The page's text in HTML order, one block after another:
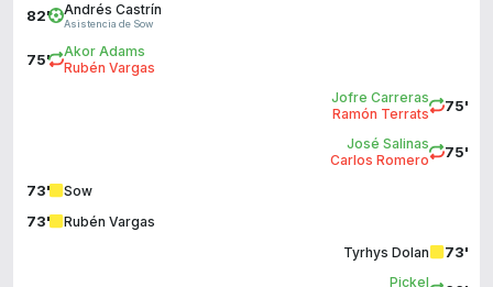
82' Andrés Castrín
Asistencia de Sow
75'
Akor Adams
Rubén Vargas
75'
Jofre Carreras
Ramón Terrats
75'
José Salinas
Carlos Romero
73' Sow
73' Rubén Vargas
73'
Tyrhys Dolan
Pickel